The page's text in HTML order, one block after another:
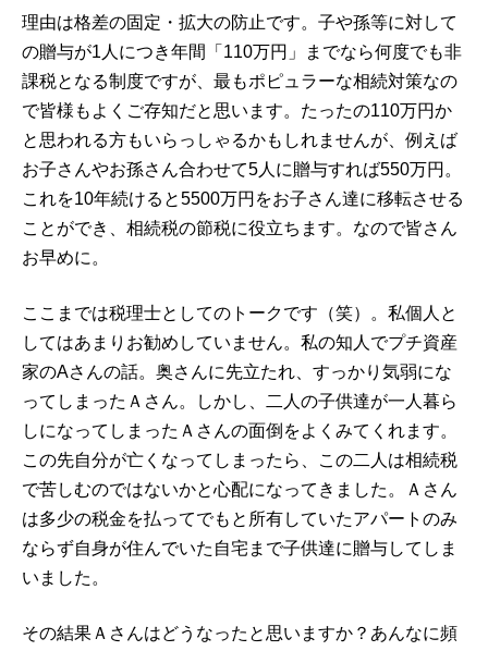
理由は格差の固定・拡大の防止です。子や孫等に対して
の贈与が1人につき年間「110万円」までなら何度でも非
課税となる制度ですが、最もポピュラーな相続対策なの
で皆様もよくご存知だと思います。たったの110万円か
と思われる方もいらっしゃるかもしれませんが、例えば
お子さんやお孫さん合わせて5人に贈与すれば550万円。
これを10年続けると5500万円をお子さん達に移転させる
ことができ、相続税の節税に役立ちます。なので皆さん
お早めに。
ここまでは税理士としてのトークです（笑）。私個人と
してはあまりお勧めしていません。私の知人でプチ資産
家のAさんの話。奥さんに先立たれ、すっかり気弱にな
ってしまったＡさん。しかし、二人の子供達が一人暮ら
しになってしまったＡさんの面倒をよくみてくれます。
この先自分が亡くなってしまったら、この二人は相続税
で苦しむのではないかと心配になってきました。Ａさん
は多少の税金を払ってでもと所有していたアパートのみ
ならず自身が住んでいた自宅まで子供達に贈与してしま
いました。
その結果Ａさんはどうなったと思いますか？あんなに頻